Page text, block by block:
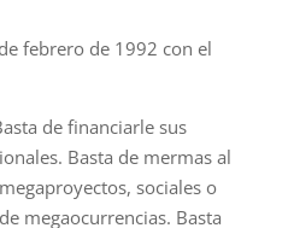
febrero de 1992 con el
de financiarle sus
Basta de mermas al
sociales o
megaocurrencias. Basta